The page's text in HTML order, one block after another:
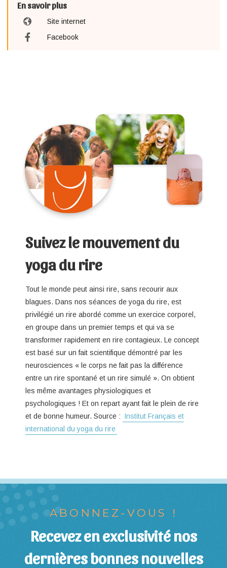
En savoir plus
Site internet
Facebook
Suivez le mouvement du
yoga du rire
Tout le monde peut ainsi rire, sans recourir aux
blagues. Dans nos séances de yoga du rire, est
privilégié un rire abordé comme un exercice corporel,
en groupe dans un premier temps et qui va se
transformer rapidement en rire contagieux. Le concept
est basé sur un fait scientifique démontré par les
neurosciences « le corps ne fait pas la différence
entre un rire spontané et un rire simulé ». On obtient
les même avantages physiologiques et
psychologiques ! Et on repart ayant fait le plein de rire
et de bonne humeur. Source : Institut Français et
international du yoga du rire
ABONNEZ-VOUS !
Recevez en exclusivité nos
dernières bonnes nouvelles